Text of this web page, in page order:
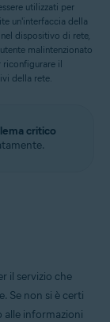
utilizzati per
un'interfaccia della
dispositivo di rete,
malintenzionato
il
della rete.
critico
il servizio che
Se non si è certi
alle informazioni